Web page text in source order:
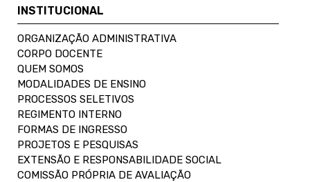
INSTITUCIONAL
ORGANIZAÇÃO ADMINISTRATIVA
CORPO DOCENTE
QUEM SOMOS
MODALIDADES DE ENSINO
PROCESSOS SELETIVOS
REGIMENTO INTERNO
FORMAS DE INGRESSO
PROJETOS E PESQUISAS
EXTENSÃO E RESPONSABILIDADE SOCIAL
COMISSÃO PRÓPRIA DE AVALIAÇÃO